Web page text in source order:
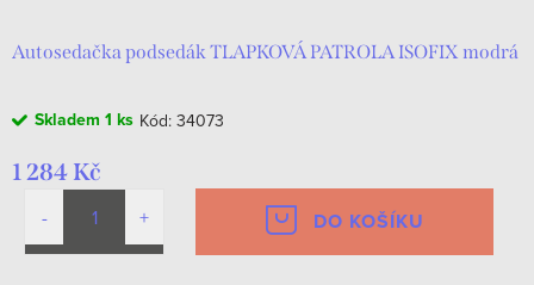
Autosedačka podsedák TLAPKOVÁ PATROLA ISOFIX modrá
Skladem 1 ks Kód: 34073
1 284 Kč
DO KOŠÍKU